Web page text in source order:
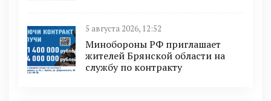
5 августа 2026, 12:52
Минобoроны РФ приглaшaет
житeлeй Брянской области на
службу по контракту